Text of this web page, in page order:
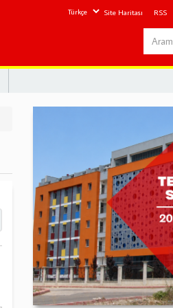
Site Haritası RSS